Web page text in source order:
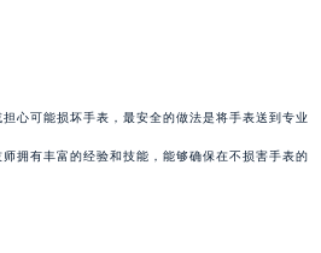
心可能损坏手表，最安全的做法是将手表送到专业
拥有丰富的经验和技能，能够确保在不损害手表的